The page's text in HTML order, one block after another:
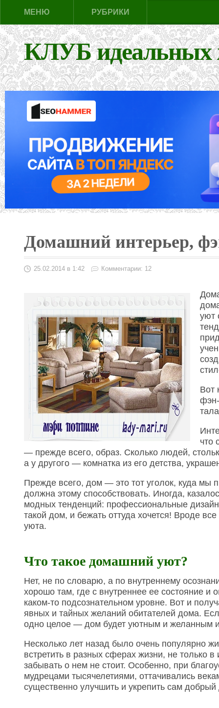
МЕНЮ РУБРИКИ
КЛУБ идеальных
Домашний интерьер,
25.02.2014 в 1:42 Комментарии: 12
уют
Вот
что
— прежде всего, образ. Сколько людей,
а у другого — комнатка из его детства,
Прежде всего, дом — это тот уголок, куда мы
должна этому способствовать. Иногда,
модных тенденций: профессиональные
такой дом, и бежать оттуда хочется! Вроде
уюта.
Что такое домашний уют?
Нет, не по словарю, а по внутреннему
хорошо там, где с внутреннее ее состояние
каком-то подсознательном уровне. Вот и
явных и тайных желаний обитателей дома.
одно целое — дом будет уютным и желанным и
Несколько лет назад было очень популярно
встретить в разных сферах жизни, не только
забывать о нем не стоит. Особенно, при
мудрецами тысячелетиями, оттачивались
существенно улучшить и укрепить сам